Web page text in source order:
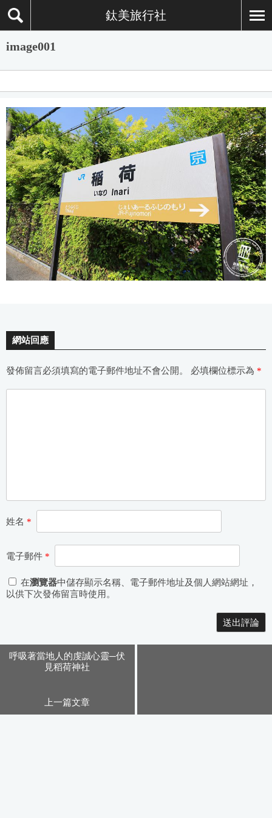
鈦美旅行社
image001
網站回應
發佈留言必須填寫的電子郵件地址不會公開。 必填欄位標示為 *
姓名 *
電子郵件 *
在瀏覽器中儲存顯示名稱、電子郵件地址及個人網站網址，
以供下次發佈留言時使用。
呼吸著當地人的虔誠心靈─伏
見稻荷神社
上一篇文章